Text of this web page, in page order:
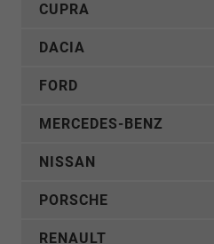
CUPRA
DACIA
FORD
MERCEDES-BENZ
NISSAN
PORSCHE
RENAULT